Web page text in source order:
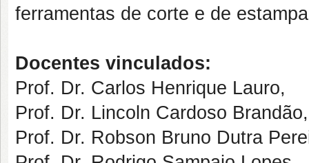
ferramentas de corte e de
Docentes vinculados:
Prof. Dr. Carlos Henrique Lauro,
Prof. Dr. Lincoln Cardoso Brandão,
Prof. Dr. Robson Bruno Dutra